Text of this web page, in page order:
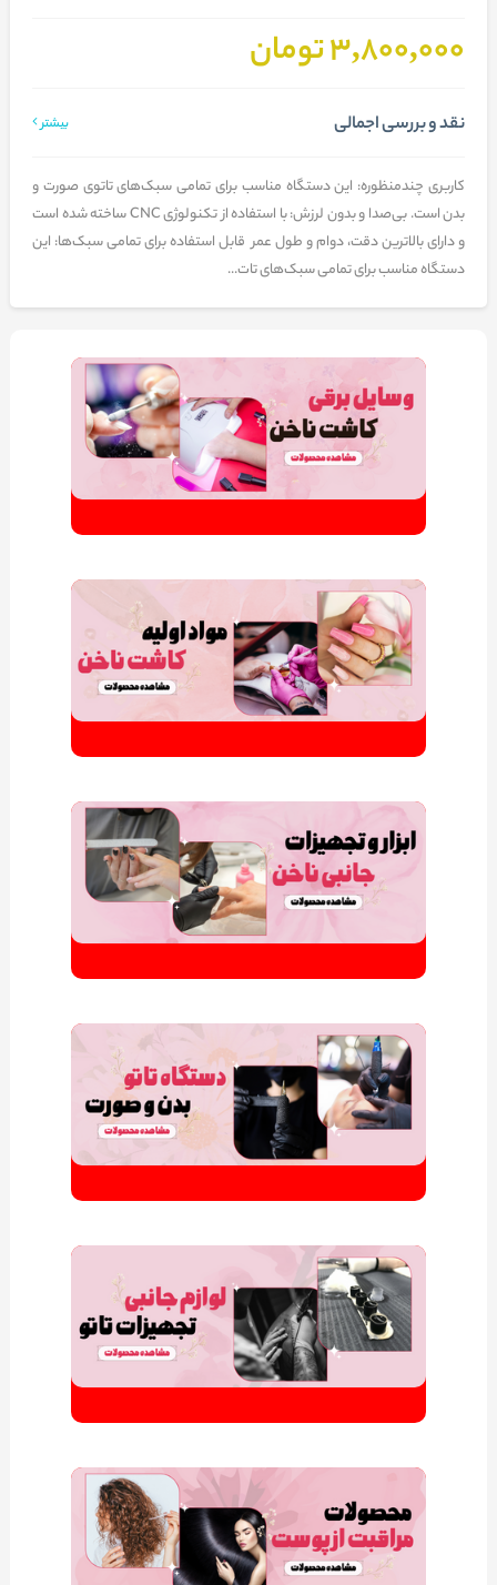
3,800,000 تومان
نقد و بررسی اجمالی بیشتر
کاربری چندمنظوره: این دستگاه مناسب برای تمامی سبک‌های تاتوی صورت و
بدن است. بی‌صدا و بدون لرزش: با استفاده از تکنولوژی CNC ساخته شده است
و دارای بالاترین دقت، دوام و طول عمر قابل استفاده برای تمامی سبک‌ها: این
دستگاه مناسب برای تمامی سبک‌های تات...